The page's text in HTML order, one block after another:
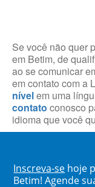
Se você não quer
em Betim, de
ao se comunicar
em contato com a
nívelem uma
contato conosco
idioma que você
Inscreva-se hoje
Betim! Agende